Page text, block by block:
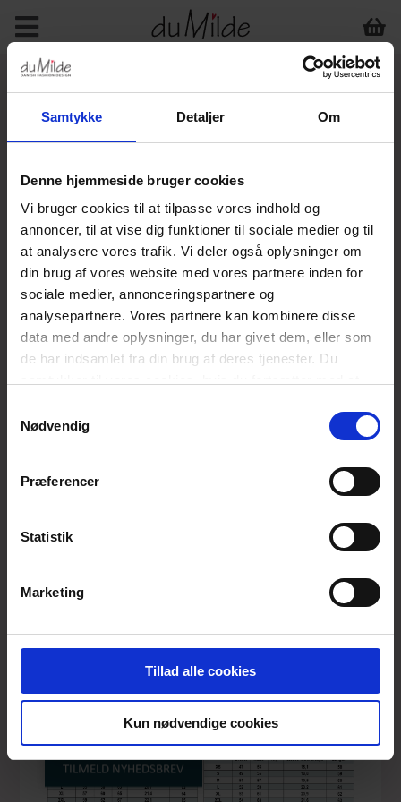
Samtykke Detaljer Om
Denne hjemmeside bruger cookies
Vi bruger cookies til at tilpasse vores indhold og
annoncer, til at vise dig funktioner til sociale medier og til
at analysere vores trafik. Vi deler også oplysninger om
din brug af vores website med vores partnere inden for
sociale medier, annonceringspartnere og
analysepartnere. Vores partnere kan kombinere disse
data med andre oplysninger, du har givet dem, eller som
de har indsamlet fra din brug af deres tjenester. Du
Nødvendig
Præferencer
Statistik
Marketing
Tillad alle cookies
Kun nødvendige cookies
MÅLESKEMA
Velkommen til vores størrelsesguide, som vi håber, vil
modeller.
Målene i skemaet forneden - er de mål, som de
færdigsyede kjoler/styles har. Du skal være opmærkom på,
at vores mål er halve mål (pånær kjolernes længde).
Derfor skal de ganges med 2 - når du sammenligner målet
med f.eks. dit mål rundt om hele brystet/ryggen.
Er du i tvivl om din størrelse - så er du naturligvis altid
meget velkommen til at kontakte os via mail eller telefon,
så skal vi prøve at hjælpe dig yderligere.
DU MILDE
TILMELD NYHEDSBREV